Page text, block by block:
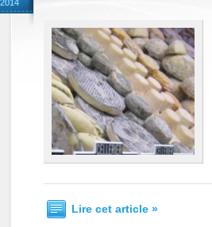
2014
Lire cet article »